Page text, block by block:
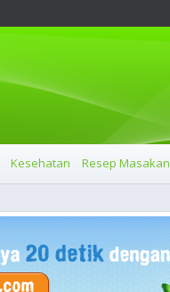
Kesehatan Resep Masakan